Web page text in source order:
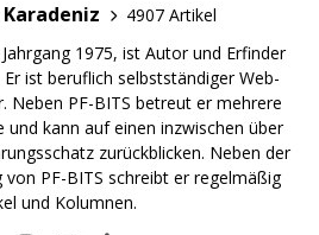
4907 Artikel
1975, ist Autor und Erfinder
ist beruflich selbstständiger Web-
Neben PF-BITS betreut er mehrere
kann auf einen inzwischen über
zurückblicken. Neben der
PF-BITS schreibt er regelmäßig
und Kolumnen.